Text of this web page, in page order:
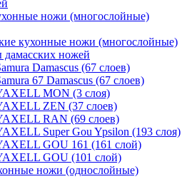
ножи (многослойные)
кухонные ножи (многослойные)
ножей
Damascus (67 слоев)
67 Damascus (67 слоев)
MON (3 слоя)
ZEN (37 слоев)
RAN (69 слоев)
Super Gou Ypsilon (193 слоя)
GOU 161 (161 слой)
GOU (101 слой)
ножи (однослойные)